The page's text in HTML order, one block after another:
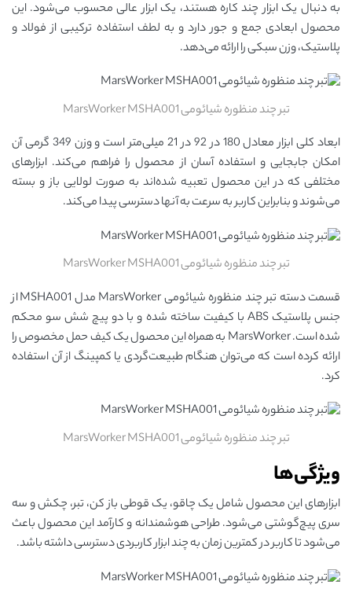
به دنبال یک ابزار چند کاره هستند، یک ابزار عالی محسوب می‌شود. این
محصول ابعادی جمع و جور دارد و به لطف استفاده ترکیبی از فولاد و
پلاستیک، وزن سبکی را ارائه می‌دهد.
تبر چند منظوره شیائومی MarsWorker MSHA001
ابعاد کلی ابزار معادل 180 در 92 در 21 میلی‌متر است و وزن 349 گرمی آن
امکان جابجایی و استفاده آسان از محصول را فراهم می‌کند. ابزارهای
مختلفی که در این محصول تعبیه شده‌اند به صورت لولایی باز و بسته
می‌شوند و بنابراین کاربر به سرعت به آنها دسترسی پیدا می‌کند.
تبر چند منظوره شیائومی MarsWorker MSHA001
قسمت دسته تبر چند منظوره شیائومی MarsWorker مدل MSHA001 از
جنس پلاستیک ABS با کیفیت ساخته شده و با دو پیچ شش سو محکم
شده است. MarsWorker به همراه این محصول یک کیف حمل مخصوص را
ارائه کرده است که می‌توان هنگام طبیعت‌گردی یا کمپینگ از آن استفاده
کرد.
تبر چند منظوره شیائومی MarsWorker MSHA001
ویژگی‌ها
ابزارهای این محصول شامل یک چاقو، یک قوطی باز کن، تبر، چکش و سه
سری پیچ‌گوشتی می‌شود. طراحی هوشمندانه و کارآمد این محصول باعث
می‌شود تا کاربر در کمترین زمان به چند ابزار کاربردی دسترسی داشته باشد.